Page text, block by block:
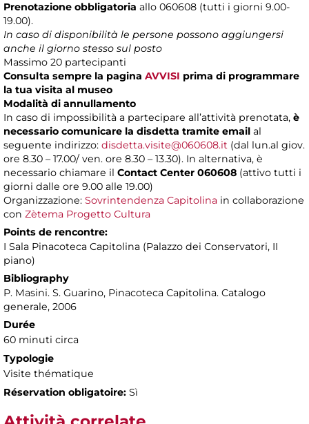
Prenotazione obbligatoria allo 060608 (tutti i giorni 9.00-
19.00).
In caso di disponibilità le persone possono aggiungersi
anche il giorno stesso sul posto
Massimo 20 partecipanti
Consulta sempre la pagina AVVISI prima di programmare
la tua visita al museo
Modalità di annullamento
In caso di impossibilità a partecipare all’attività prenotata, è
necessario comunicare la disdetta tramite email al
seguente indirizzo: disdetta.visite@060608.it (dal lun.al giov.
ore 8.30 – 17.00/ ven. ore 8.30 – 13.30). In alternativa, è
necessario chiamare il Contact Center 060608 (attivo tutti i
giorni dalle ore 9.00 alle 19.00)
Organizzazione: Sovrintendenza Capitolina in collaborazione
con Zètema Progetto Cultura
Points de rencontre:
I Sala Pinacoteca Capitolina (Palazzo dei Conservatori, II
piano)
Bibliography
P. Masini. S. Guarino, Pinacoteca Capitolina. Catalogo
generale, 2006
Durée
60 minuti circa
Typologie
Visite thématique
Réservation obligatoire: Sì